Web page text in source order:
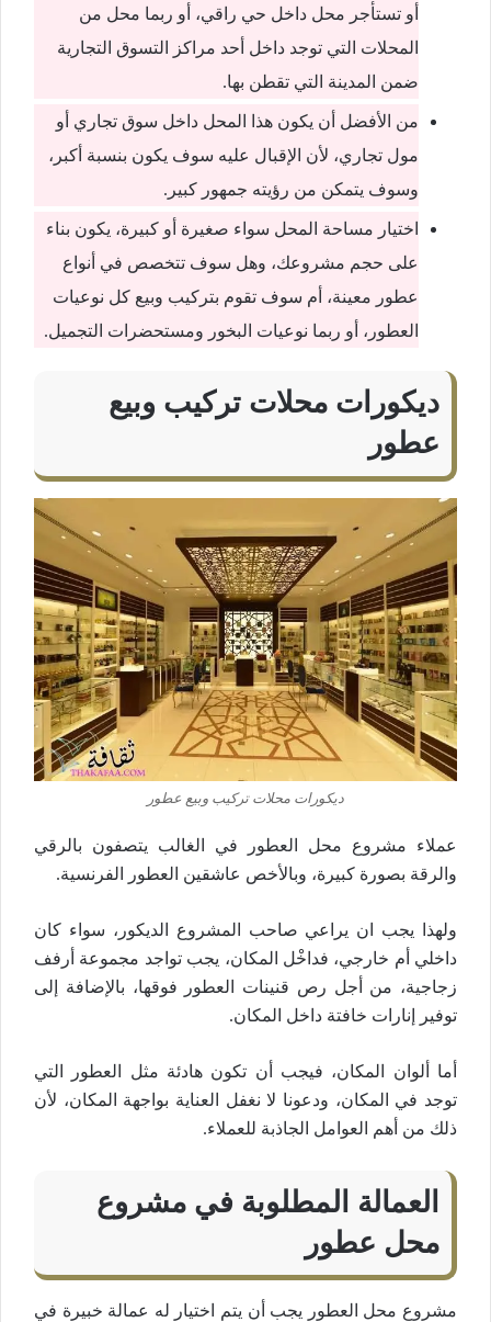
أو تستأجر محل داخل حي راقي، أو ربما محل من
المحلات التي توجد داخل أحد مراكز التسوق التجارية
ضمن المدينة التي تقطن بها.
من الأفضل أن يكون هذا المحل داخل سوق تجاري أو
مول تجاري، لأن الإقبال عليه سوف يكون بنسبة أكبر،
وسوف يتمكن من رؤيته جمهور كبير.
اختيار مساحة المحل سواء صغيرة أو كبيرة، يكون بناء
على حجم مشروعك، وهل سوف تتخصص في أنواع
عطور معينة، أم سوف تقوم بتركيب وبيع كل نوعيات
العطور، أو ربما نوعيات البخور ومستحضرات التجميل.
ديكورات محلات تركيب وبيع
عطور
ديكورات محلات تركيب وبيع عطور
عملاء مشروع محل العطور في الغالب يتصفون بالرقي
والرقة بصورة كبيرة، وبالأخص عاشقين العطور الفرنسية.
ولهذا يجب ان يراعي صاحب المشروع الديكور، سواء كان
داخلي أم خارجي، فداخْل المكان، يجب تواجد مجموعة أرفف
زجاجية، من أجل رص قنينات العطور فوقها، بالإضافة إلى
توفير إنارات خافتة داخل المكان.
أما ألوان المكان، فيجب أن تكون هادئة مثل العطور التي
توجد في المكان، ودعونا لا نغفل العناية بواجهة المكان، لأن
ذلك من أهم العوامل الجاذبة للعملاء.
العمالة المطلوبة في مشروع
محل عطور
مشروع محل العطور يجب أن يتم اختيار له عمالة خبيرة في